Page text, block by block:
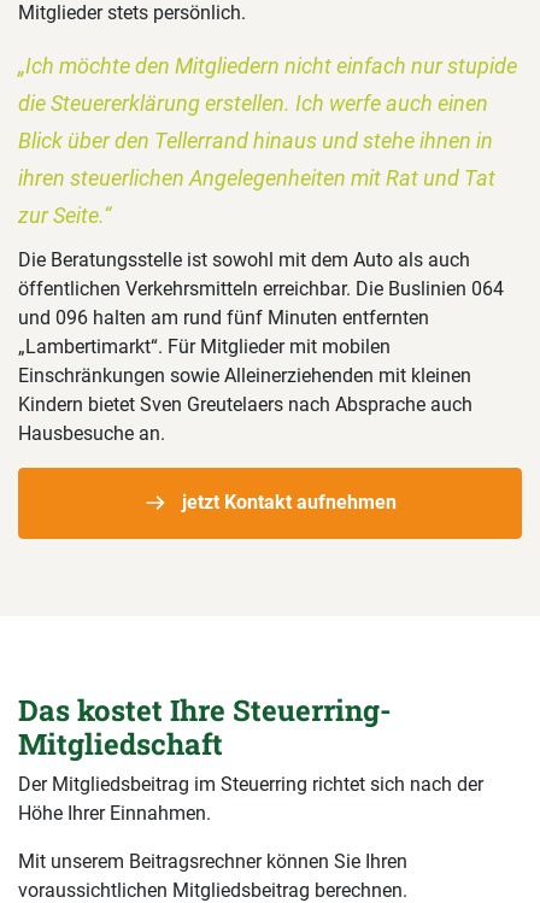
Mitglieder stets persönlich.
„Ich möchte den Mitgliedern nicht einfach nur stupide
die Steuererklärung erstellen. Ich werfe auch einen
Blick über den Tellerrand hinaus und stehe ihnen in
ihren steuerlichen Angelegenheiten mit Rat und Tat
zur Seite.“
Die Beratungsstelle ist sowohl mit dem Auto als auch
öffentlichen Verkehrsmitteln erreichbar. Die Buslinien 064
und 096 halten am rund fünf Minuten entfernten
„Lambertimarkt“. Für Mitglieder mit mobilen
Einschränkungen sowie Alleinerziehenden mit kleinen
Kindern bietet Sven Greutelaers nach Absprache auch
Hausbesuche an.
jetzt Kontakt aufnehmen
Das kostet Ihre Steuerring-
Mitgliedschaft
Der Mitgliedsbeitrag im Steuerring richtet sich nach der
Höhe Ihrer Einnahmen.
Mit unserem Beitragsrechner können Sie Ihren
voraussichtlichen Mitgliedsbeitrag berechnen.